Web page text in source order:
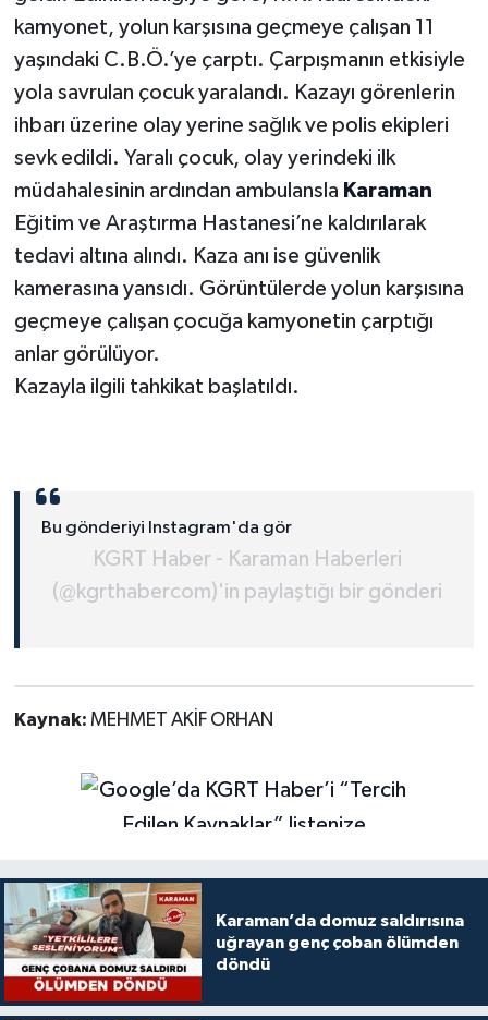
kamyonet, yolun karşısına geçmeye çalışan 11
yaşındaki C.B.Ö.’ye çarptı. Çarpışmanın etkisiyle
yola savrulan çocuk yaralandı. Kazayı görenlerin
ihbarı üzerine olay yerine sağlık ve polis ekipleri
sevk edildi. Yaralı çocuk, olay yerindeki ilk
müdahalesinin ardından ambulansla Karaman
Eğitim ve Araştırma Hastanesi’ne kaldırılarak
tedavi altına alındı. Kaza anı ise güvenlik
kamerasına yansıdı. Görüntülerde yolun karşısına
geçmeye çalışan çocuğa kamyonetin çarptığı
anlar görülüyor.
Kazayla ilgili tahkikat başlatıldı.
Bu gönderiyi Instagram'da gör
KGRT Haber - Karaman Haberleri
(@kgrthabercom)'in paylaştığı bir gönderi
Kaynak: MEHMET AKİF ORHAN
Karaman’da domuz saldırısına
uğrayan genç çoban ölümden
döndü